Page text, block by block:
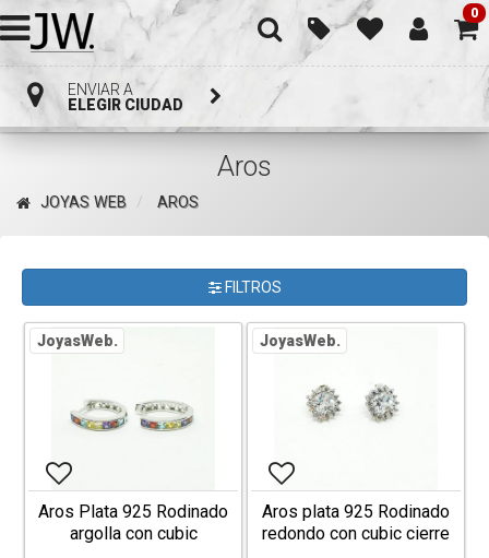
0
ENVIAR A
ELEGIR CIUDAD
Aros
JOYAS WEB AROS
FILTROS
JoyasWeb.
Aros Plata 925 Rodinado
argolla con cubic
JoyasWeb.
Aros plata 925 Rodinado
redondo con cubic cierre